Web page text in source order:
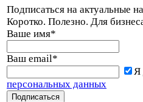
Подписаться на актуальные
Коротко. Полезно. Для
Ваше имя*
Ваш email*
Я
персональных данных